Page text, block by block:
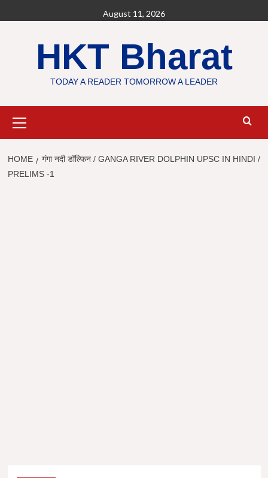
to
August 11, 2026
HKT Bharat
TODAY A READER TOMORROW A LEADER
Menu
HOME
गंगा नदी डॉल्फिन / GANGA RIVER DOLPHIN UPSC IN HINDI /
PRELIMS -1